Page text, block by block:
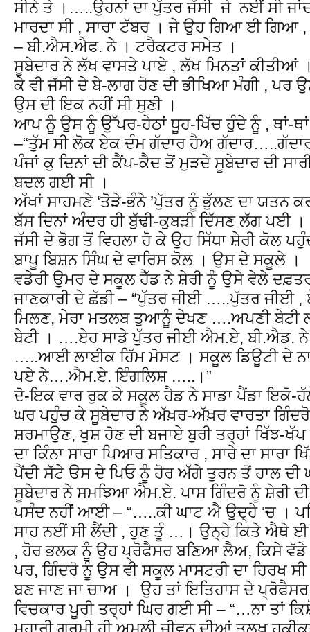
ਸੀਨੇ ਤੇ ।…..ਉਹਨਾਂ ਦਾ ਪੁੱਤਰ ਜੱਸੀ ਜੇ ਨਈਂ ਸੀ
ਮਾਰਦਾ ਸੀ , ਸਾਰਾ ਟੱਬਰ । ਜੇ ਉਹ ਗਿਆ ਈ ਗਿਆ
– ਬੀ.ਐਸ.ਐਫ. ਨੇ । ਟਰੈਕਟਰ ਸਮੇਤ ।
ਸੂਬੇਦਾਰ ਨੇ ਲੱਖ ਵਾਸਤੇ ਪਾਏ , ਲੱਖ ਮਿਨਤਾਂ ਕੀਤੀਆਂ
ਕੇ ਵੀ ਜੱਸੀ ਦੇ ਬੇ-ਲਾਗ ਹੋਣ ਦੀ ਭੀਖਿਆ ਮੰਗੀ , ਪਰ
ਉਸ ਦੀ ਇਕ ਨਹੀਂ ਸੀ ਸੁਣੀ ।
ਆਪ ਨੂੰ ਉਸ ਨੂੰ ਉੱਪਰ-ਹੇਠਾਂ ਧੂਹ-ਖਿੱਚ ਹੁੰਦੇ ਨੂੰ , ਥਾਂ-ਥਾਂ
–“ਤੁੱਮ ਸੀ ਲੋਕ ਏਕ ਦੰਮ ਗੱਦਾਰ ਹੈਅ
ਪੰਜਾਂ ਕੁ ਦਿਨਾਂ ਦੀ ਕੈਂਪ-ਕੈਦ ਤੋਂ ਮੁੜਦੇ ਸੂਬੇਦਾਰ ਦੀ
ਬਦਲ ਗਈ ਸੀ ।
ਅੱਖਾਂ ਸਾਹਮਣੇ ‘ਤੋੜੇ-ਭੰਨੇ ’ਪੁੱਤਰ ਨੂੰ ਭੁੱਲਣ ਦਾ ਯਤਨ
ਬੱਸ ਦਿਨਾਂ ਅੰਦਰ ਹੀ ਬੁੱਢੀ-ਕੁਬੜੀ ਦਿੱਸਣ ਲੱਗ ਪਈ ।
ਜੱਸੀ ਦੇ ਭੋਗ ਤੋਂ ਵਿਹਲਾ ਹੋ ਕੇ ਉਹ ਸਿੱਧਾ ਸ਼ੇਰੀ ਕੋਲ
ਬਾਪੂ ਬਿਸ਼ਨ ਸਿੰਘ ਦੇ ਵਾਰਿਸ ਕੋਲ । ਉਸ ਦੇ ਸਕੂਲੇ ।
ਵਡੇਰੀ ਉਮਰ ਦੇ ਸਕੂਲ ਹੈੱਡ ਨੇ ਸ਼ੇਰੀ ਨੂੰ ਉਸੇ ਵੇਲੇ
ਜਾਣਕਾਰੀ ਦੇ ਛੱਡੀ – “ਪੁੱਤਰ ਜੀਈ …..ਪੁੱਤਰ
ਮਿਲਣ, ਮੇਰਾ ਮਤਲਬ ਤੁਆਨੂੰ ਦੇਖਣ ….ਅਪਣੀ ਬੇਟੀ
ਬੇਟੀ । ….ਏਹ ਸਾਡੇ ਪੁੱਤਰ ਜੀਈ ਐਮ.ਏ, ਬੀ.ਐਡ. ਨੇ
…..ਆਈ ਲਾਈਕ ਹਿੱਮ ਮੋਸਟ । ਸਕੂਲ ਡਿਊਟੀ ਦੇ
ਪਏ ਨੇ….ਐਮ.ਏ. ਇੰਗਲਿਸ਼ …..।”
ਦੋ-ਇਕ ਵਾਰ ਰੁਕ ਕੇ ਸਕੂਲ ਹੈਡ ਨੇ ਸਾਡਾ ਪੈਂਡਾ
ਘਰ ਪਹੁੰਚ ਕੇ ਸੂਬੇਦਾਰ ਨੇ ਅੱਖ਼ਰ-ਅੱਖ਼ਰ ਵਾਰਤਾ
ਸ਼ਰਮਾਉਣ, ਖੁਸ਼ ਹੋਣ ਦੀ ਬਜਾਏ ਬੁਰੀ ਤਰ੍ਹਾਂ
ਦਾ ਕਿੰਨਾ ਸਾਰਾ ਪਿਆਰ ਸਤਿਕਾਰ , ਸਾਰੇ ਦਾ ਸਾਰਾ
ਪੈਂਦੀ ਸੱਟੇ ੳਸ ਦੇ ਪਿਓ ਨੂੰ ਹੋਰ ਅੱਗੇ ਤੁਰਨ ਤੋਂ ਹਾਲ ਦੀ
ਸੂਬੇਦਾਰ ਨੇ ਸਮਝਿਆ ਐਮ.ਏ. ਪਾਸ ਗਿੰਦਰੋ ਨੂੰ ਸ਼ੇਰੀ
ਪਸੰਦ ਨਹੀਂ ਆਈ – “…..ਕੀ ਘਾਟ ਐ ਉਦ੍ਹੇ ‘ਚ ।
ਸਾਹ ਨਈਂ ਸੀ ਲੈਂਦੀ , ਹੁਣ ਤੂੰ …। ਉਨ੍ਹੇ ਕਿਤੇ ਐਥੇ
, ਹੋਰ ਭਲਕ ਨੂੰ ਉਹ ਪ੍ਰੋਫੈਸਰ ਬਣਿਆ ਲੈਅ, ਕਿਸੇ
ਪਰ, ਗਿੰਦਰੋ ਨੂੰ ਉਸ ਵੀ ਸਕੂਲ ਮਾਸਟਰੀ ਦਾ ਹਿਰਖ
ਬਣ ਜਾਣ ਜਾ ਚਾਅ । ਉਹ ਤਾਂ ਇਤਿਹਾਸ ਦੇ
ਵਿਚਕਾਰ ਪੂਰੀ ਤਰ੍ਹਾਂ ਘਿਰ ਗਈ ਸੀ – “…ਨਾ ਤਾਂ